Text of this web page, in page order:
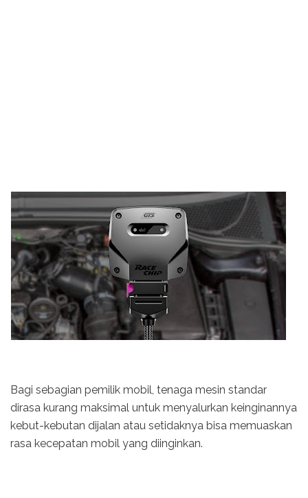
Bagi sebagian pemilik mobil, tenaga mesin standar
dirasa kurang maksimal untuk menyalurkan keinginannya
kebut-kebutan dijalan atau setidaknya bisa memuaskan
rasa kecepatan mobil yang diinginkan.